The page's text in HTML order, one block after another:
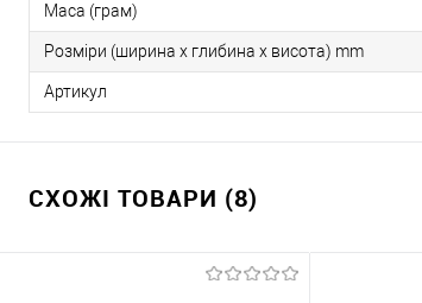
Маса (грам)
Розміри (ширина х глибина х висота) mm
Артикул
СХОЖІ ТОВАРИ (8)